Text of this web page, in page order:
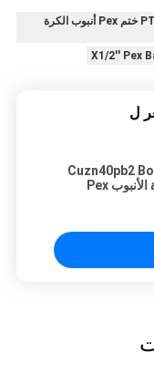
Cuzn40pb2 Bonnet Pex أنبوب الكرة صمام ، PTFE ختم Pex أنبوب الكرة
ل
Cuzn40pb2